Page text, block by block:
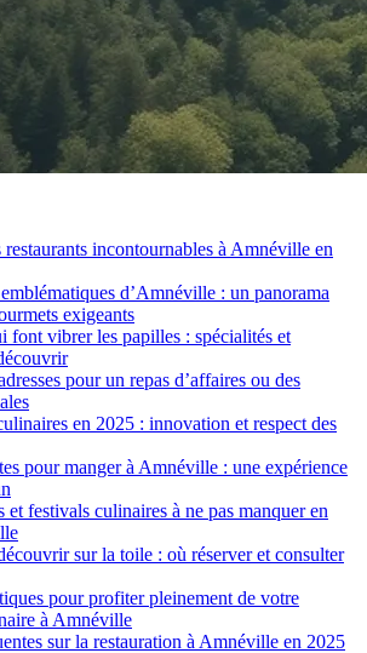
restaurants incontournables à Amnéville en
d’Amnéville : un panorama
exigeants
font vibrer les papilles : spécialités et
pour un repas d’affaires ou des
en 2025 : innovation et respect des
pour manger à Amnéville : une expérience
et festivals culinaires à ne pas manquer en
sur la toile : où réserver et consulter
pour profiter pleinement de votre
à Amnéville
sur la restauration à Amnéville en 2025